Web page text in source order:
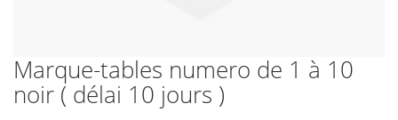
Skip
to
the
Marque-tables numero de 1 à 10
noir ( délai 10 jours )